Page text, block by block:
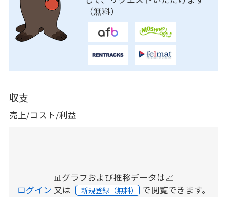
（無料）
収支
売上/コスト/利益
📊グラフおよび推移データは📈
ログイン 又は 新規登録（無料） で閲覧できます。